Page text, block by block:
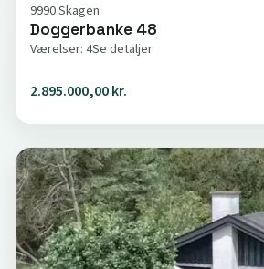
9990 Skagen
Doggerbanke 48
Værelser: 4Se detaljer
2.895.000,00 kr.